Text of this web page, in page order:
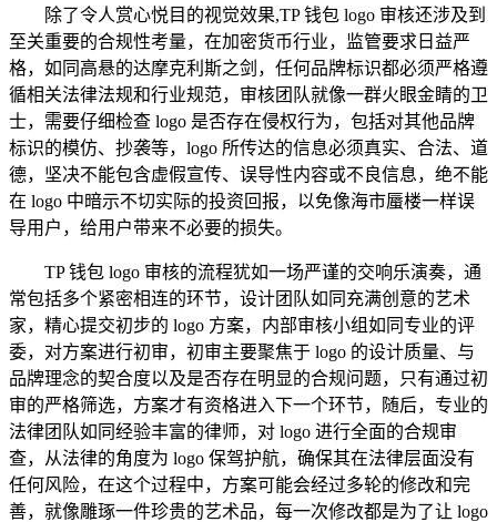
除了令人赏心悦目的视觉效果,TP 钱包 logo 审核还涉及到
至关重要的合规性考量，在加密货币行业，监管要求日益严
格，如同高悬的达摩克利斯之剑，任何品牌标识都必须严格遵
循相关法律法规和行业规范，审核团队就像一群火眼金睛的卫
士，需要仔细检查 logo 是否存在侵权行为，包括对其他品牌
标识的模仿、抄袭等，logo 所传达的信息必须真实、合法、道
德，坚决不能包含虚假宣传、误导性内容或不良信息，绝不能
在 logo 中暗示不切实际的投资回报，以免像海市蜃楼一样误
导用户，给用户带来不必要的损失。
TP 钱包 logo 审核的流程犹如一场严谨的交响乐演奏，通
常包括多个紧密相连的环节，设计团队如同充满创意的艺术
家，精心提交初步的 logo 方案，内部审核小组如同专业的评
委，对方案进行初审，初审主要聚焦于 logo 的设计质量、与
品牌理念的契合度以及是否存在明显的合规问题，只有通过初
审的严格筛选，方案才有资格进入下一个环节，随后，专业的
法律团队如同经验丰富的律师，对 logo 进行全面的合规审
查，从法律的角度为 logo 保驾护航，确保其在法律层面没有
任何风险，在这个过程中，方案可能会经过多轮的修改和完
善，就像雕琢一件珍贵的艺术品，每一次修改都是为了让 logo